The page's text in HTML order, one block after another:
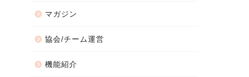
マガジン
協会/チーム運営
機能紹介